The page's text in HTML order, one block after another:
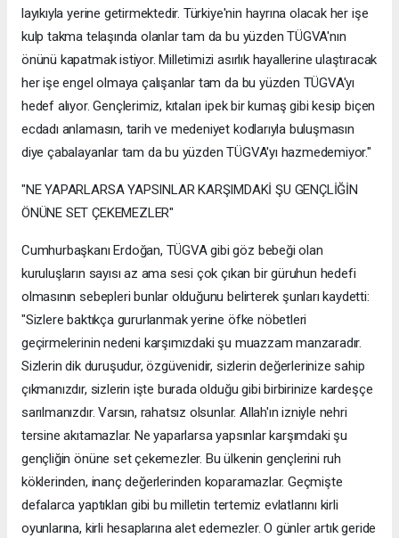
layıkıyla yerine getirmektedir. Türkiye'nin hayrına olacak her işe
kulp takma telaşında olanlar tam da bu yüzden TÜGVA'nın
önünü kapatmak istiyor. Milletimizi asırlık hayallerine ulaştıracak
her işe engel olmaya çalışanlar tam da bu yüzden TÜGVA'yı
hedef alıyor. Gençlerimiz, kıtaları ipek bir kumaş gibi kesip biçen
ecdadı anlamasın, tarih ve medeniyet kodlarıyla buluşmasın
diye çabalayanlar tam da bu yüzden TÜGVA'yı hazmedemiyor."
"NE YAPARLARSA YAPSINLAR KARŞIMDAKİ ŞU GENÇLİĞİN
ÖNÜNE SET ÇEKEMEZLER"
Cumhurbaşkanı Erdoğan, TÜGVA gibi göz bebeği olan
kuruluşların sayısı az ama sesi çok çıkan bir güruhun hedefi
olmasının sebepleri bunlar olduğunu belirterek şunları kaydetti:
"Sizlere baktıkça gururlanmak yerine öfke nöbetleri
geçirmelerinin nedeni karşımızdaki şu muazzam manzaradır.
Sizlerin dik duruşudur, özgüvenidir, sizlerin değerlerinize sahip
çıkmanızdır, sizlerin işte burada olduğu gibi birbirinize kardeşçe
sarılmanızdır. Varsın, rahatsız olsunlar. Allah'ın izniyle nehri
tersine akıtamazlar. Ne yaparlarsa yapsınlar karşımdaki şu
gençliğin önüne set çekemezler. Bu ülkenin gençlerini ruh
köklerinden, inanç değerlerinden koparamazlar. Geçmişte
defalarca yaptıkları gibi bu milletin tertemiz evlatlarını kirli
oyunlarına, kirli hesaplarına alet edemezler. O günler artık geride